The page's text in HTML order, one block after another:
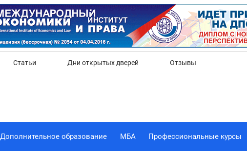
Статьи Дни открытых дверей Отзывы
Дополнительное образование МБА Профессиональные курсы
Нет